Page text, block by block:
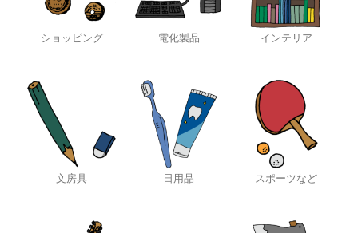
ショッピング 電化製品 インテリア
文房具 日用品 スポーツなど